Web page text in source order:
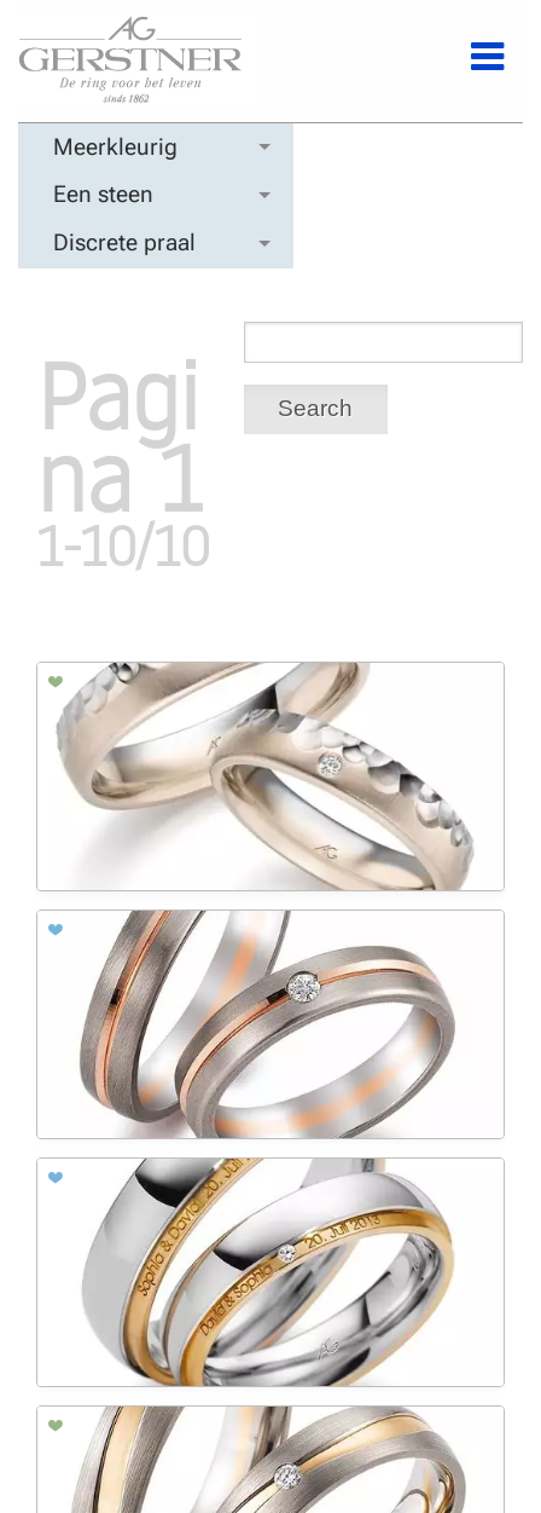
Meerkleurig
Een steen
Discrete praal
Search
Pagi
na 1
1-10/10